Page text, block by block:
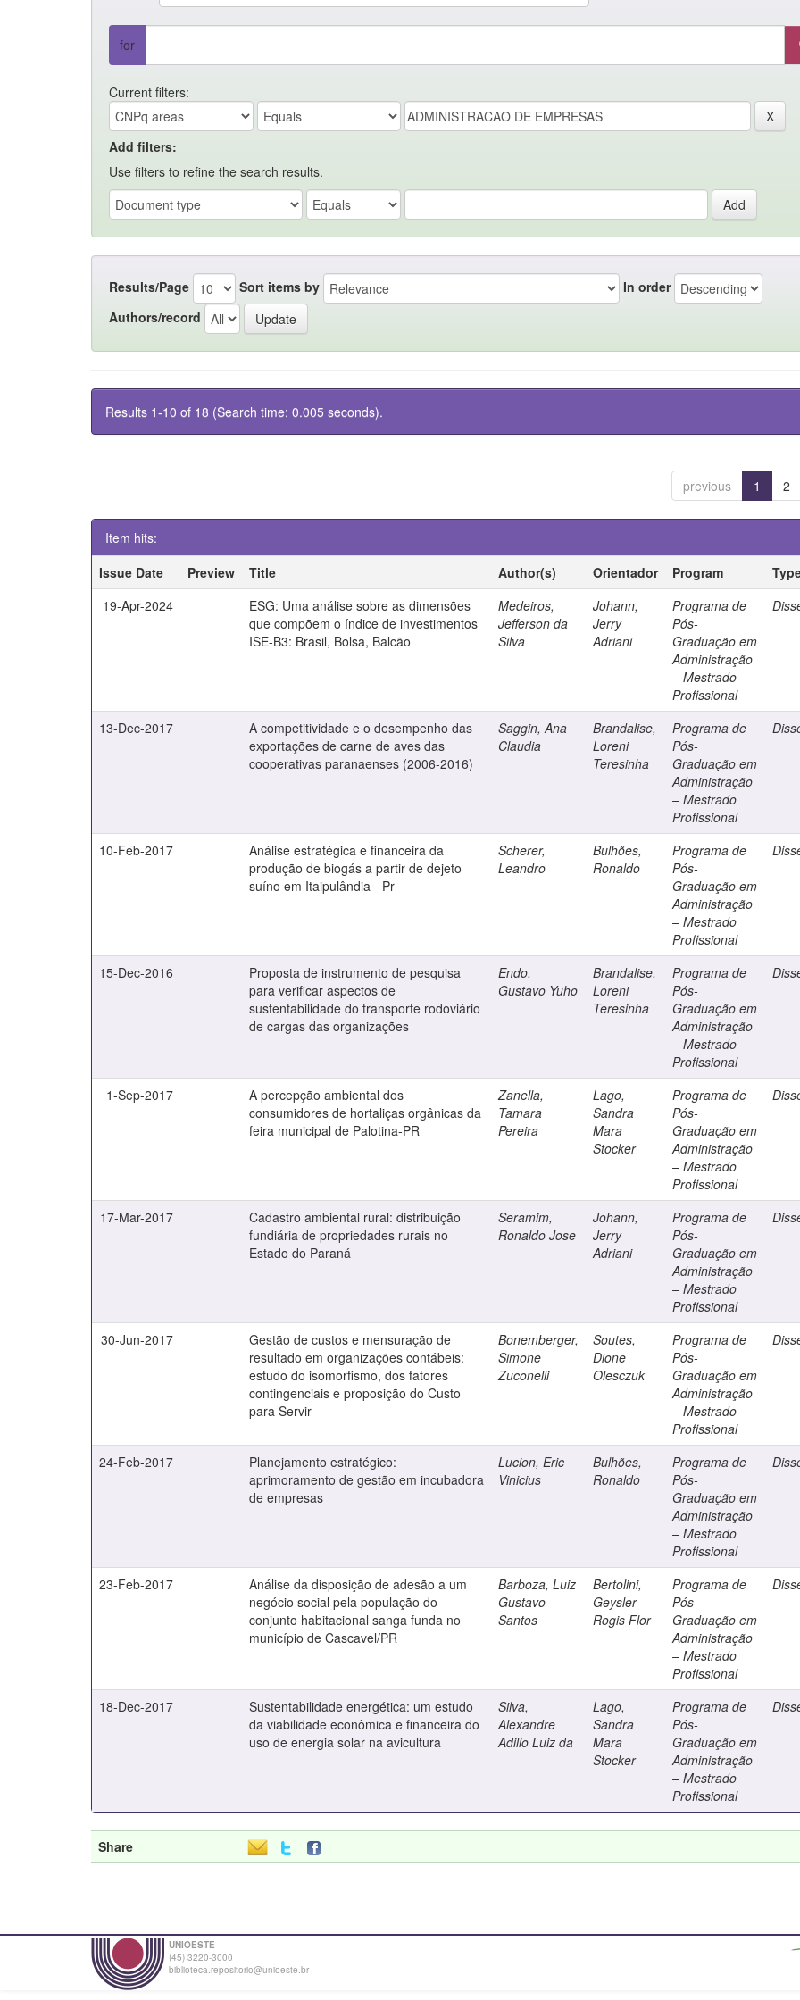
for
Current filters:
Add filters:
Use filters to refine the search results.
Results/Page Sort items by
In order
Authors/record
Results 1-10 of 18 (Search time: 0.005 seconds).
previous 1 2
Item hits:
Issue Date
Preview Title Author(s) Orientador Program
19-Apr-2024
ESG: Uma análise sobre as dimensões
que compõem o índice de investimentos
ISE-B3: Brasil, Bolsa, Balcão
Medeiros,
Jefferson da
Silva
Johann,
Jerry
Adriani
Programa de
Pós-
Graduação em
Administração
– Mestrado
Profissional
13-Dec-2017
A competitividade e o desempenho das
exportações de carne de aves das
cooperativas paranaenses (2006-2016)
Saggin, Ana
Claudia
Brandalise,
Loreni
Teresinha
Programa de
Pós-
Graduação em
Administração
– Mestrado
Profissional
10-Feb-2017
Análise estratégica e financeira da
produção de biogás a partir de dejeto
suíno em Itaipulândia - Pr
Scherer,
Leandro
Bulhões,
Ronaldo
Programa de
Pós-
Graduação em
Administração
– Mestrado
Profissional
15-Dec-2016
Proposta de instrumento de pesquisa
para verificar aspectos de
sustentabilidade do transporte rodoviário
de cargas das organizações
Endo,
Gustavo Yuho
Brandalise,
Loreni
Teresinha
Programa de
Pós-
Graduação em
Administração
– Mestrado
Profissional
1-Sep-2017
A percepção ambiental dos
consumidores de hortaliças orgânicas da
feira municipal de Palotina-PR
Zanella,
Tamara
Pereira
Lago,
Sandra
Mara
Stocker
Programa de
Pós-
Graduação em
Administração
– Mestrado
Profissional
17-Mar-2017
Cadastro ambiental rural: distribuição
fundiária de propriedades rurais no
Estado do Paraná
Seramim,
Ronaldo Jose
Johann,
Jerry
Adriani
Programa de
Pós-
Graduação em
Administração
– Mestrado
Profissional
30-Jun-2017
Gestão de custos e mensuração de
resultado em organizações contábeis:
estudo do isomorfismo, dos fatores
contingenciais e proposição do Custo
para Servir
Bonemberger,
Simone
Zuconelli
Soutes,
Dione
Olesczuk
Programa de
Pós-
Graduação em
Administração
– Mestrado
Profissional
24-Feb-2017
Planejamento estratégico:
aprimoramento de gestão em incubadora
de empresas
Lucion, Eric
Vinicius
Bulhões,
Ronaldo
Programa de
Pós-
Graduação em
Administração
– Mestrado
Profissional
23-Feb-2017
Análise da disposição de adesão a um
negócio social pela população do
conjunto habitacional sanga funda no
município de Cascavel/PR
Barboza, Luiz
Gustavo
Santos
Bertolini,
Geysler
Rogis Flor
Programa de
Pós-
Graduação em
Administração
– Mestrado
Profissional
18-Dec-2017
Sustentabilidade energética: um estudo
da viabilidade econômica e financeira do
uso de energia solar na avicultura
Silva,
Alexandre
Adilio Luiz da
Lago,
Sandra
Mara
Stocker
Programa de
Pós-
Graduação em
Administração
– Mestrado
Profissional
Share
UNIOESTE
(45) 3220-3000
biblioteca.repositorio@unioeste.br